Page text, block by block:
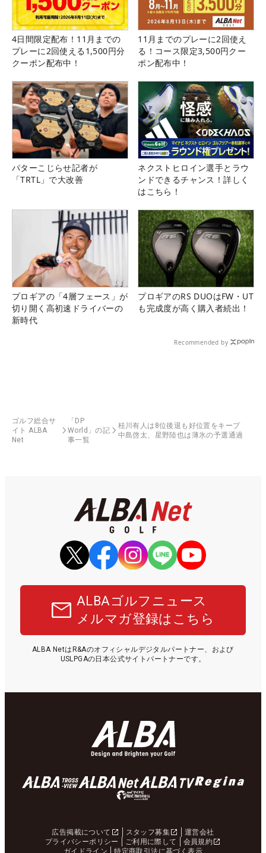
4日間限定配布！11月までの
プレーに2回使える1,500円分
クーポン配布中！
11月までのプレーに2回使え
る！コース限定3,500円クー
ポン配布中！
パターこじらせ記者が
「TRTL」で大改善
ネクストヒロイン選手とラウ
ンドできるチャンス！詳しく
はこちら！
プロギアの「4層フェース」が
切り開く高初速ドライバーの
新時代
プロギアのRS DUOはFW・UT
も完成度が高く購入者続出！
Recommended by
ゴルフ総合サ
イト ALBA
Net
「DP
World」の記
事一覧
桂川有人は8位後退も好位置をキープ
中島啓太、星野陸也は薄氷の予選通過
ALBAゴルフニュース
メルマガ登録はこちら
ALBA NetはR&Aのオフィシャルデジタルパートナー、および
USLPGAの日本公式サイトパートナーです。
広告掲載について スタッフ募集
運営会社
プライバシーポリシー
ご利用に際して
会員規約
ガイドライン
特定商取引法に基づく表示